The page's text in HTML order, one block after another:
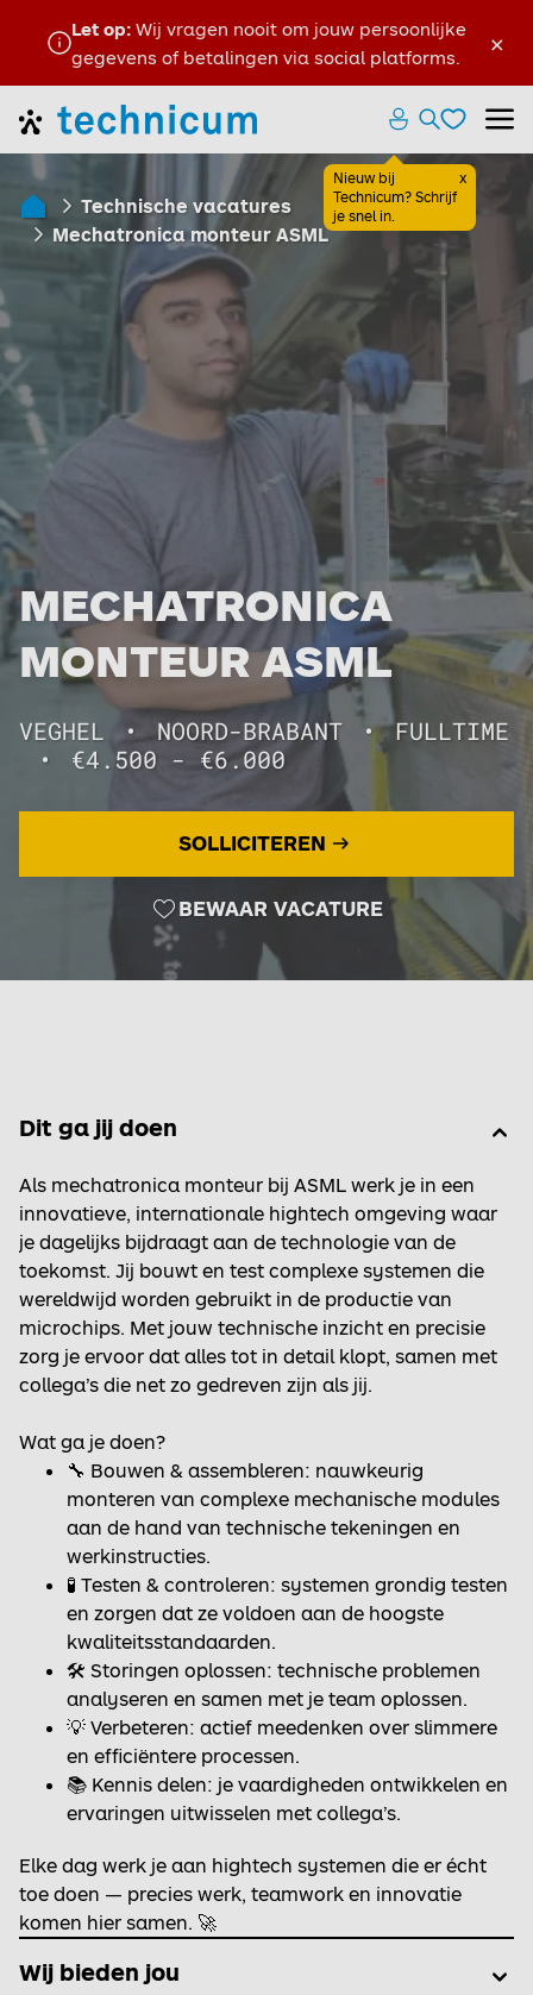
×
Let op: Wij vragen nooit om jouw persoonlijke
gegevens of betalingen via social platforms.
Home
Nieuw bij
Technicum? Schrijf
je snel in.
x
Zoeken
Home
Technische vacatures
Mechatronica monteur ASML
MECHATRONICA
MONTEUR ASML
VEGHEL • NOORD-BRABANT •
FULLTIME
•
€4.500 - €6.000
SOLLICITEREN
BEWAAR VACATURE
Dit ga jij doen
Als mechatronica monteur bij ASML werk je in een
innovatieve, internationale hightech omgeving waar
je dagelijks bijdraagt aan de technologie van de
toekomst. Jij bouwt en test complexe systemen die
wereldwijd worden gebruikt in de productie van
microchips. Met jouw technische inzicht en precisie
zorg je ervoor dat alles tot in detail klopt, samen met
collega’s die net zo gedreven zijn als jij.
Wat ga je doen?
🔧 Bouwen & assembleren: nauwkeurig
monteren van complexe mechanische modules
aan de hand van technische tekeningen en
werkinstructies.
🧪 Testen & controleren: systemen grondig testen
en zorgen dat ze voldoen aan de hoogste
kwaliteitsstandaarden.
🛠️ Storingen oplossen: technische problemen
analyseren en samen met je team oplossen.
💡 Verbeteren: actief meedenken over slimmere
en efficiëntere processen.
📚 Kennis delen: je vaardigheden ontwikkelen en
ervaringen uitwisselen met collega’s.
Elke dag werk je aan hightech systemen die er écht
toe doen — precies werk, teamwork en innovatie
komen hier samen. 🚀
Wij bieden jou